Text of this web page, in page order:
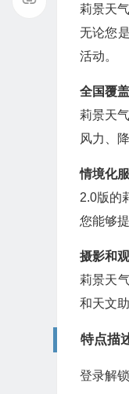
莉景天
无论您
活动。
全国覆
莉景天
风力、
情境化
2.0版的
您能够
摄影和
莉景天
和天文
特点描
登录解